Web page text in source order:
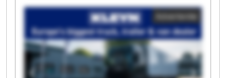
Machinery & Trucks BVBA Cekaj Machinery & Trucks
BVBA Cekaj Machinery & Trucks BVBA Cekaj
Machinery & Trucks BVBA Cekaj Machinery & Trucks
BVBA Cekaj Machinery & Trucks BVBA Cekaj
Machinery & Trucks BVBA Cekaj Machinery & Trucks
BVBA Cekaj Machinery & Trucks BVBA Cekaj
Machinery & Trucks BVBA Cekaj Machinery & Trucks
Advertentie